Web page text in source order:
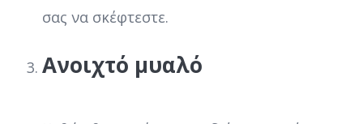
σας να σκέφτεστε.
Ανοιχτό μυαλό